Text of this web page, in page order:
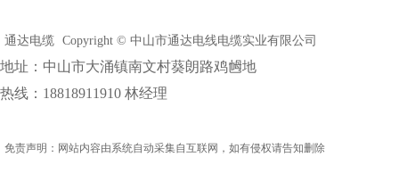
通达电缆 Copyright © 中山市通达电线电缆实业有限公司
地址：中山市大涌镇南文村葵朗路鸡乸地
热线：18818911910 林经理
免责声明：网站内容由系统自动采集自互联网，如有侵权请告知删除